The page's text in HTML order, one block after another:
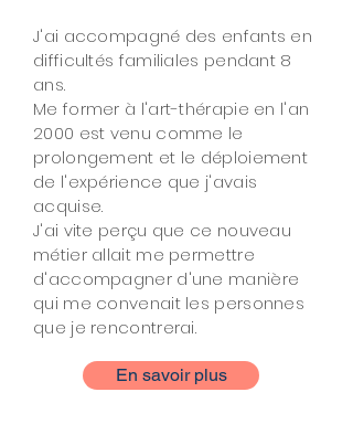
J'ai accompagné des enfants en
difficultés familiales pendant 8
ans.
Me former à l'art-thérapie en l'an
2000 est venu comme le
prolongement et le déploiement
de l'expérience que j'avais
acquise.
J'ai vite perçu que ce nouveau
métier allait me permettre
d'accompagner d'une manière
qui me convenait les personnes
que je rencontrerai.
En savoir plus